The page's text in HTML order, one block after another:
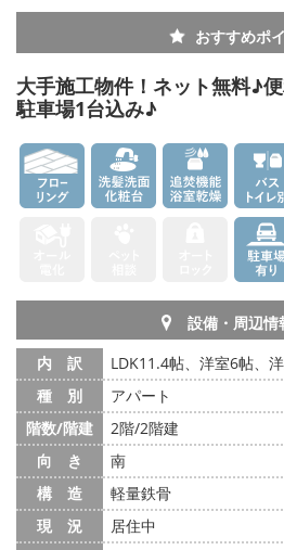
おすすめポ
大手施工物件！ネット無料♪
駐車場1台込み♪
設備・周辺情
内 訳
LDK11.4帖、洋室6帖、
種 別
アパート
階数/階建
2階/2階建
向 き
南
構 造
軽量鉄骨
現 況
居住中